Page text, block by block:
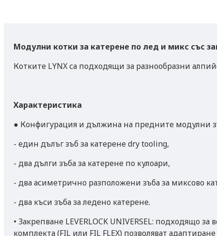
Модулни котки за катерене по лед и микс със
Котките LYNX са подходящи за разнообразни
Характеристика
● Конфигурация и дължина на предните модулни
- един дълъг зъб за катерене dry tooling,
- два дълги зъба за катерене по кулоари,
- два асиметрично разположени зъба за миксово
- два къси зъба за ледено катерене.
• Закрепване LEVERLOCK UNIVERSEL: подходящо
комплекта (FIL или FIL FLEX) позволяват